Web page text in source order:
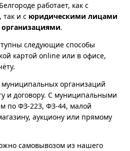
работает, как с
, так и с юридическими лицами
.
следующие способы
картой online или в офисе,
организаций
и договору. С муниципальными
по ФЗ-223, ФЗ-44, малой
аукциону или прямому
самовывозом из нашего